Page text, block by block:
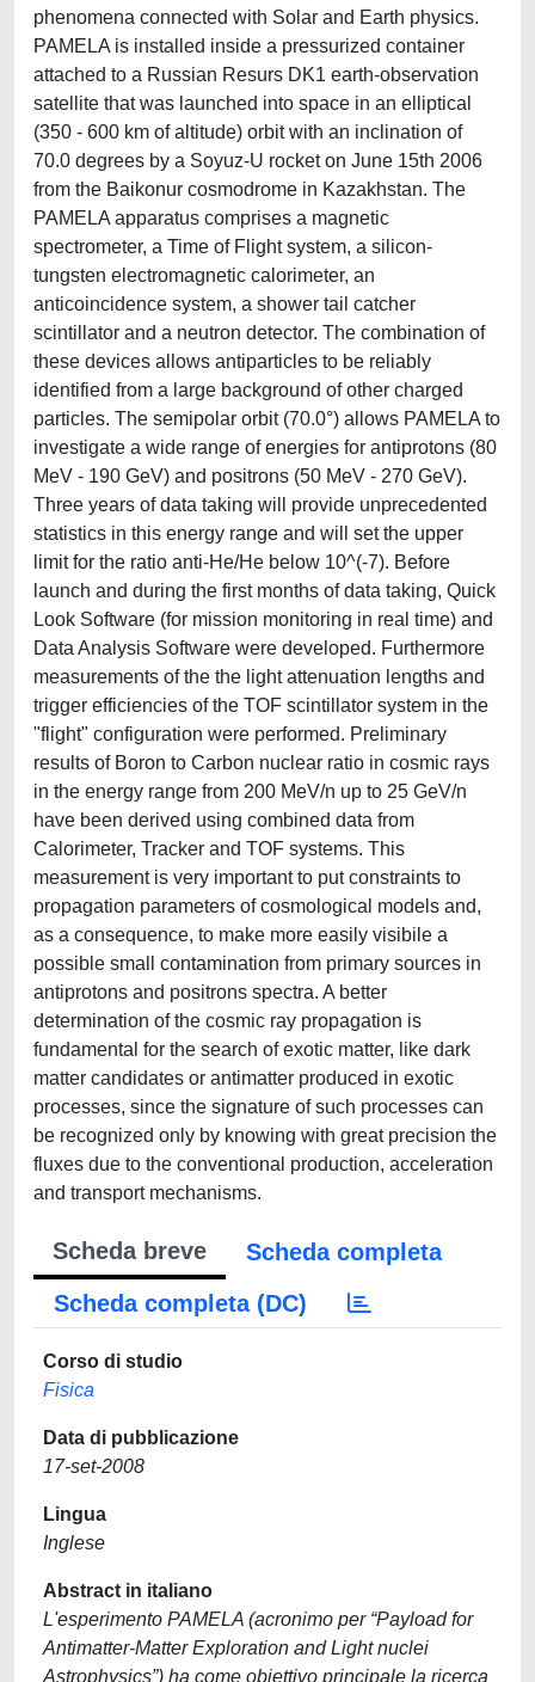
phenomena connected with Solar and Earth physics.
PAMELA is installed inside a pressurized container
attached to a Russian Resurs DK1 earth-observation
satellite that was launched into space in an elliptical
(350 - 600 km of altitude) orbit with an inclination of
70.0 degrees by a Soyuz-U rocket on June 15th 2006
from the Baikonur cosmodrome in Kazakhstan. The
PAMELA apparatus comprises a magnetic
spectrometer, a Time of Flight system, a silicon-
tungsten electromagnetic calorimeter, an
anticoincidence system, a shower tail catcher
scintillator and a neutron detector. The combination of
these devices allows antiparticles to be reliably
identified from a large background of other charged
particles. The semipolar orbit (70.0°) allows PAMELA to
investigate a wide range of energies for antiprotons (80
MeV - 190 GeV) and positrons (50 MeV - 270 GeV).
Three years of data taking will provide unprecedented
statistics in this energy range and will set the upper
limit for the ratio anti-He/He below 10^(-7). Before
launch and during the first months of data taking, Quick
Look Software (for mission monitoring in real time) and
Data Analysis Software were developed. Furthermore
measurements of the the light attenuation lengths and
trigger efficiencies of the TOF scintillator system in the
"flight" configuration were performed. Preliminary
results of Boron to Carbon nuclear ratio in cosmic rays
in the energy range from 200 MeV/n up to 25 GeV/n
have been derived using combined data from
Calorimeter, Tracker and TOF systems. This
measurement is very important to put constraints to
propagation parameters of cosmological models and,
as a consequence, to make more easily visibile a
possible small contamination from primary sources in
antiprotons and positrons spectra. A better
determination of the cosmic ray propagation is
fundamental for the search of exotic matter, like dark
matter candidates or antimatter produced in exotic
processes, since the signature of such processes can
be recognized only by knowing with great precision the
fluxes due to the conventional production, acceleration
and transport mechanisms.
Scheda breve
Scheda completa
Scheda completa (DC)
Corso di studio
Fisica
Data di pubblicazione
17-set-2008
Lingua
Inglese
Abstract in italiano
L'esperimento PAMELA (acronimo per “Payload for
Antimatter-Matter Exploration and Light nuclei
Astrophysics”) ha come obiettivo principale la ricerca